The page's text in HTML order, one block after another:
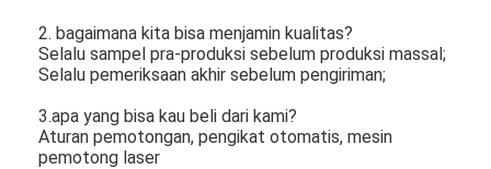
2. bagaimana kita bisa menjamin kualitas?
Selalu sampel pra-produksi sebelum produksi massal;
Selalu pemeriksaan akhir sebelum pengiriman;
3.apa yang bisa kau beli dari kami?
Aturan pemotongan, pengikat otomatis, mesin
pemotong laser